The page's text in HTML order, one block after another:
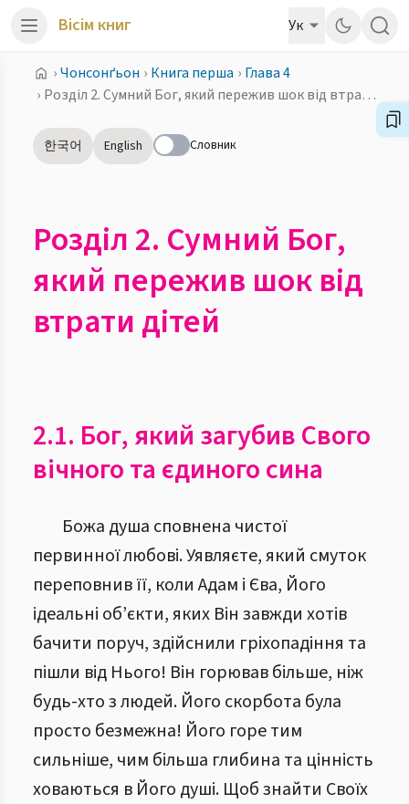
Вісім книг Ук
›Чонсонґьон › Книга перша › Глава 4
›
Розділ 2. Сумний Бог, який пережив шок від втрати дітей
한국어 English Словник
Розділ 2. Сумний Бог,
який пережив шок від
втрати дітей
2.1. Бог, який загубив Свого
вічного та єдиного сина
Божа душа сповнена чистої
первинної любові. Уявляєте, який смуток
переповнив її, коли Адам і Єва, Його
ідеальні об’єкти, яких Він завжди хотів
бачити поруч, здійснили гріхопадіння та
пішли від Нього! Він горював більше, ніж
будь-хто з людей. Його скорбота була
просто безмежна! Його горе тим
сильніше, чим більша глибина та цінність
ховаються в Його душі. Щоб знайти Своїх